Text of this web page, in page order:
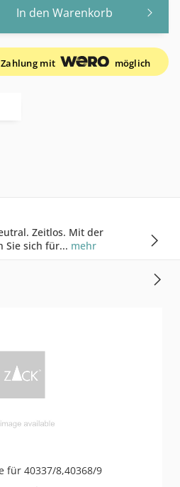
In den Warenkorb
Zahlung mit möglich
Zeitlos. Mit der
Sie sich für... mehr
für 40337/8,40368/9